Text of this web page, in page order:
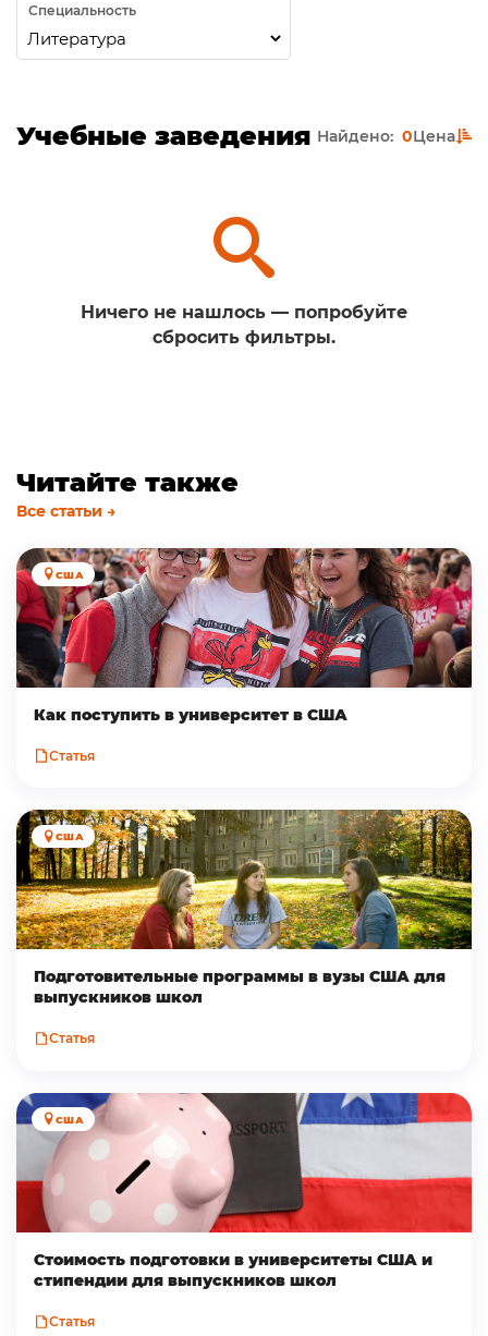
Специальность
Учебные заведения Найдено: 0Цена
Ничего не нашлось — попробуйте
сбросить фильтры.
Читайте также
Все статьи →
США
Как поступить в университет в США
Статья
США
Подготовительные программы в вузы США для
выпускников школ
Статья
США
Стоимость подготовки в университеты США и
стипендии для выпускников школ
Статья